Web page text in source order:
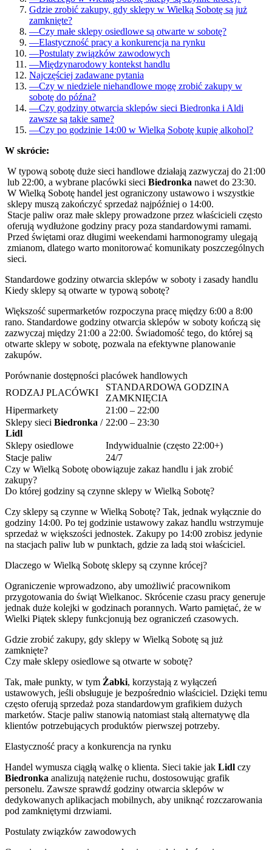
Gdzie zrobić zakupy, gdy sklepy w Wielką Sobotę są już
zamknięte?
—Czy małe sklepy osiedlowe są otwarte w sobotę?
—Elastyczność pracy a konkurencja na rynku
—Postulaty związków zawodowych
—Międzynarodowy kontekst handlu
Najczęściej zadawane pytania
—Czy w niedziele niehandlowe mogę zrobić zakupy w
sobotę do późna?
—Czy godziny otwarcia sklepów sieci Biedronka i Aldi
zawsze są takie same?
—Czy po godzinie 14:00 w Wielką Sobotę kupię alkohol?
W skrócie:
W typową sobotę duże sieci handlowe działają zazwyczaj do 21:00
lub 22:00, a wybrane placówki sieci Biedronka nawet do 23:30.
W Wielką Sobotę handel jest ograniczony ustawowo i wszystkie
sklepy muszą zakończyć sprzedaż najpóźniej o 14:00.
Stacje paliw oraz małe sklepy prowadzone przez właścicieli często
oferują wydłużone godziny pracy poza standardowymi ramami.
Przed świętami oraz długimi weekendami harmonogramy ulegają
zmianom, dlatego warto monitorować komunikaty poszczególnych
sieci.
Standardowe godziny otwarcia sklepów w soboty i zasady handlu
Kiedy sklepy są otwarte w typową sobotę?
Większość supermarketów rozpoczyna pracę między 6:00 a 8:00
rano. Standardowe godziny otwarcia sklepów w soboty kończą się
zazwyczaj między 21:00 a 22:00. Świadomość tego, do której są
otwarte sklepy w sobotę, pozwala na efektywne planowanie
zakupów.
Porównanie dostępności placówek handlowych
RODZAJ PLACÓWKI
STANDARDOWA GODZINA
ZAMKNIĘCIA
Hipermarkety
21:00 – 22:00
Sklepy sieci Biedronka /
Lidl
22:00 – 23:30
Sklepy osiedlowe
Indywidualnie (często 22:00+)
Stacje paliw
24/7
Czy w Wielką Sobotę obowiązuje zakaz handlu i jak zrobić
zakupy?
Do której godziny są czynne sklepy w Wielką Sobotę?
Czy sklepy są czynne w Wielką Sobotę? Tak, jednak wyłącznie do
godziny 14:00. Po tej godzinie ustawowy zakaz handlu wstrzymuje
sprzedaż w większości jednostek. Zakupy po 14:00 zrobisz jedynie
na stacjach paliw lub w punktach, gdzie za ladą stoi właściciel.
Dlaczego w Wielką Sobotę sklepy są czynne krócej?
Ograniczenie wprowadzono, aby umożliwić pracownikom
przygotowania do świąt Wielkanoc. Skrócenie czasu pracy generuje
jednak duże kolejki w godzinach porannych. Warto pamiętać, że w
Wielki Piątek sklepy funkcjonują bez ograniczeń czasowych.
Gdzie zrobić zakupy, gdy sklepy w Wielką Sobotę są już
zamknięte?
Czy małe sklepy osiedlowe są otwarte w sobotę?
Tak, małe punkty, w tym Żabki, korzystają z wyłączeń
ustawowych, jeśli obsługuje je bezpośrednio właściciel. Dzięki temu
często oferują sprzedaż poza standardowym grafikiem dużych
marketów. Stacje paliw stanowią natomiast stałą alternatywę dla
klientów potrzebujących produktów pierwszej potrzeby.
Elastyczność pracy a konkurencja na rynku
Handel wymusza ciągłą walkę o klienta. Sieci takie jak Lidl czy
Biedronka analizują natężenie ruchu, dostosowując grafik
personelu. Zawsze sprawdź godziny otwarcia sklepów w
dedykowanych aplikacjach mobilnych, aby uniknąć rozczarowania
pod zamkniętymi drzwiami.
Postulaty związków zawodowych